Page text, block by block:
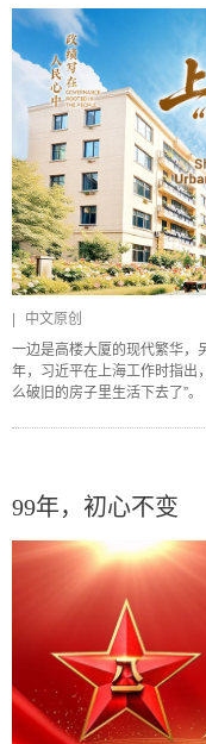
|
中文原创
一边是高楼大厦的现代繁华，
年，习近平在上海工作时指出
么破旧的房子里生活下去了”。
99年，初心不变